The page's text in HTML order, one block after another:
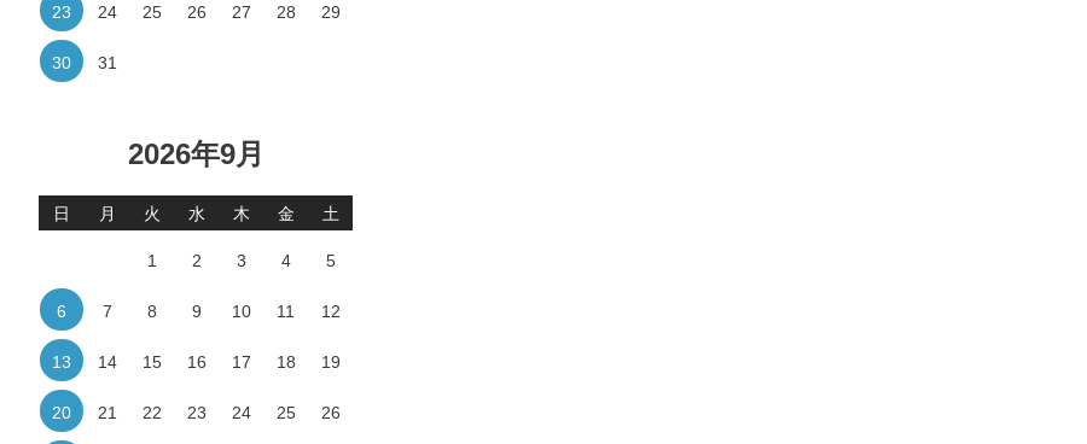
23 24 25 26 27 28 29
30 31
2026年9月
日 月 火 水 木 金 土
1 2 3 4 5
6 7 8 9 10 11 12
13 14 15 16 17 18 19
20 21 22 23 24 25 26